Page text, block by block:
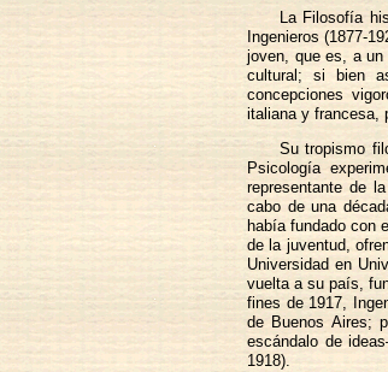
La Filosofía
Ingenieros (1877-
joven, que es, a
cultural; si bien
concepciones
italiana y francesa,
Su tropismo
Psicología
representante de
cabo de una
había fundado con
de la juventud,
Universidad en
vuelta a su país,
fines de 1917,
de Buenos Aires;
escándalo de
1918).